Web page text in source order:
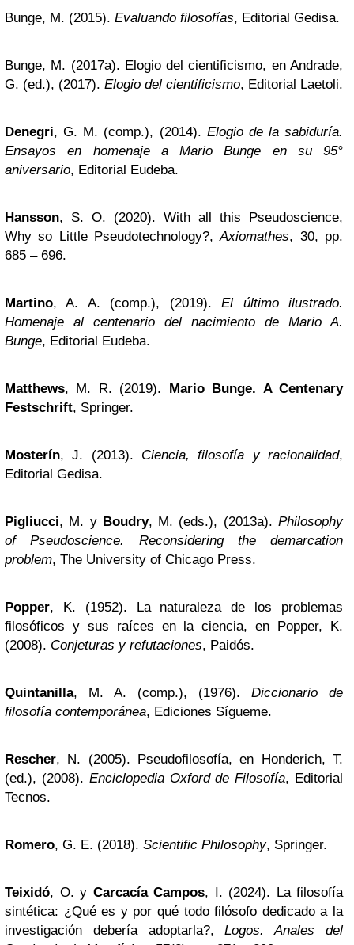
Bunge, M. (2015). Evaluando filosofías, Editorial Gedisa.
Bunge, M. (2017a). Elogio del cientificismo, en Andrade,
G. (ed.), (2017). Elogio del cientificismo, Editorial Laetoli.
Denegri, G. M. (comp.), (2014). Elogio de la sabiduría.
Ensayos en homenaje a Mario Bunge en su 95°
aniversario, Editorial Eudeba.
Hansson, S. O. (2020). With all this Pseudoscience,
Why so Little Pseudotechnology?,Axiomathes, 30, pp.
685 – 696.
Martino, A. A. (comp.), (2019).El último ilustrado.
Homenaje al centenario del nacimiento de Mario A.
Bunge, Editorial Eudeba.
Matthews, M. R. (2019). Mario Bunge. A Centenary
Festschrift, Springer.
Mosterín, J. (2013). Ciencia, filosofía y racionalidad,
Editorial Gedisa.
Pigliucci, M. y Boudry, M. (eds.), (2013a).Philosophy
of Pseudoscience. Reconsidering the demarcation
problem, The University of Chicago Press.
Popper, K. (1952). La naturaleza de los problemas
filosóficos y sus raíces en la ciencia, en Popper, K.
(2008). Conjeturas y refutaciones, Paidós.
Quintanilla, M. A. (comp.), (1976). Diccionario de
filosofía contemporánea, Ediciones Sígueme.
Rescher, N. (2005). Pseudofilosofía, en Honderich, T.
(ed.), (2008). Enciclopedia Oxford de Filosofía, Editorial
Tecnos.
Romero, G. E. (2018). Scientific Philosophy, Springer.
Teixidó, O. y Carcacía Campos, I. (2024). La filosofía
sintética: ¿Qué es y por qué todo filósofo dedicado a la
investigación debería adoptarla?,Logos. Anales del